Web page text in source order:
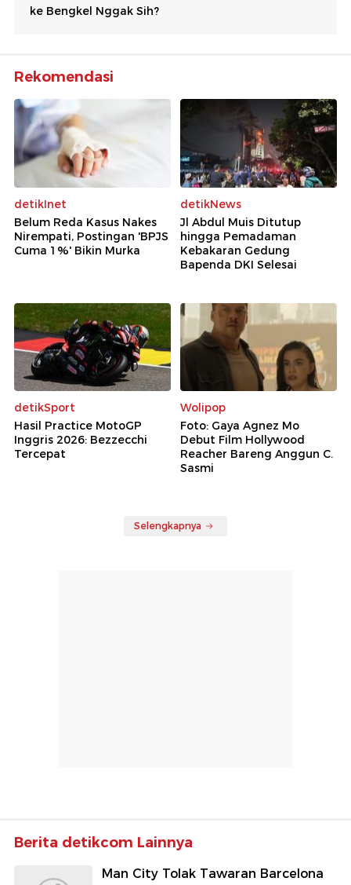
Rekomendasi
detikInet
Belum Reda Kasus Nakes
Nirempati, Postingan 'BPJS
Cuma 1%' Bikin Murka
detikNews
Jl Abdul Muis Ditutup
hingga Pemadaman
Kebakaran Gedung
Bapenda DKI Selesai
detikSport
Hasil Practice MotoGP
Inggris 2026: Bezzecchi
Tercepat
Wolipop
Foto: Gaya Agnez Mo
Debut Film Hollywood
Reacher Bareng Anggun C.
Sasmi
Selengkapnya
Berita detikcom Lainnya
Man City Tolak Tawaran Barcelona